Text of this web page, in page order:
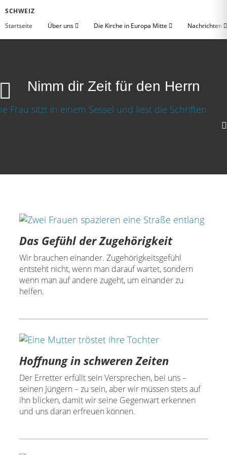
SCHWEIZ
Startseite
Über uns Die Kirche in Europa Mitte Nachrichten
Nimm dir Zeit für den Herrn
Das Gefühl der Zugehörigkeit
Wir brauchen einander. Zugehörigkeitsgefühl
entsteht nicht, wenn man darauf wartet, sondern
wenn man auf andere zugeht, um einander zu
helfen.
Hoffnung in schweren Zeiten
Der Erretter erfüllt sein Versprechen, bei uns –
seinen Jüngern – zu sein, aber wir müssen stets auf
ihn blicken, damit wir seine Gegenwart erkennen
und uns daran erfreuen können.